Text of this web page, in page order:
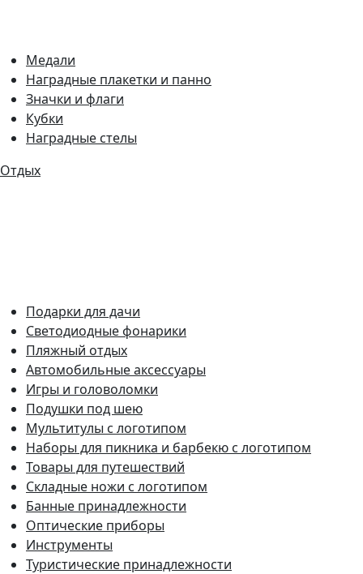
Медали
Наградные плакетки и панно
Значки и флаги
Кубки
Наградные стелы
Отдых
Подарки для дачи
Светодиодные фонарики
Пляжный отдых
Автомобильные аксессуары
Игры и головоломки
Подушки под шею
Мультитулы с логотипом
Наборы для пикника и барбекю с логотипом
Товары для путешествий
Складные ножи с логотипом
Банные принадлежности
Оптические приборы
Инструменты
Туристические принадлежности